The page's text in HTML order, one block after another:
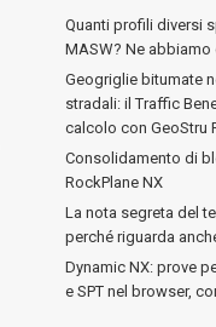
Quanti profili diversi
MASW? Ne abbiamo
Geogriglie bitumate
stradali: il Traffic
calcolo con GeoStru
Consolidamento di
RockPlane NX
La nota segreta del
perché riguarda
Dynamic NX: prove
e SPT nel browser,